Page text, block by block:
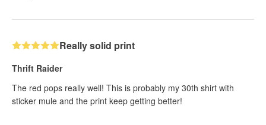
Really solid print
Thrift Raider
The red pops really well! This is probably my 30th shirt with
sticker mule and the print keep getting better!